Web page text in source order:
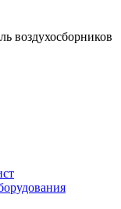
воздухосборников